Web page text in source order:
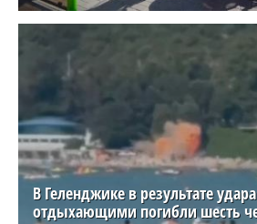
В Геленджике в результате
отдыхающими погибли шесть